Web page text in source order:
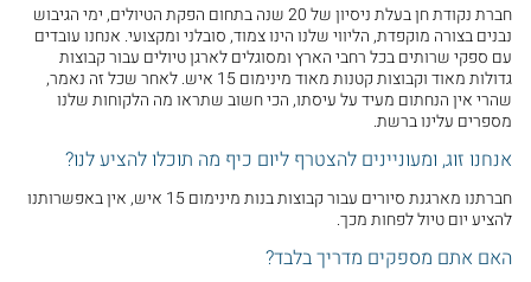
חברת נקודת חן בעלת ניסיון של 20 שנה בתחום הפקת הטיולים, ימי הגיבוש
נבנים בצורה מוקפדת, הליווי שלנו הינו צמוד, סובלני ומקצועי. אנחנו עובדים
עם ספקי שרותים בכל רחבי הארץ ומסוגלים לארגן טיולים עבור קבוצות
גדולות מאוד וקבוצות קטנות מאוד מינימום 15 איש. לאחר שכל זה נאמר,
שהרי אין הנחתום מעיד על עיסתו, הכי חשוב שתראו מה הלקוחות שלנו
מספרים עלינו ברשת.
אנחנו זוג, ומעוניינים להצטרף ליום כיף מה תוכלו להציע לנו?
חברתנו מארגנת סיורים עבור קבוצות בנות מינימום 15 איש, אין באפשרותנו
להציע יום טיול לפחות מכך.
האם אתם מספקים מדריך בלבד?